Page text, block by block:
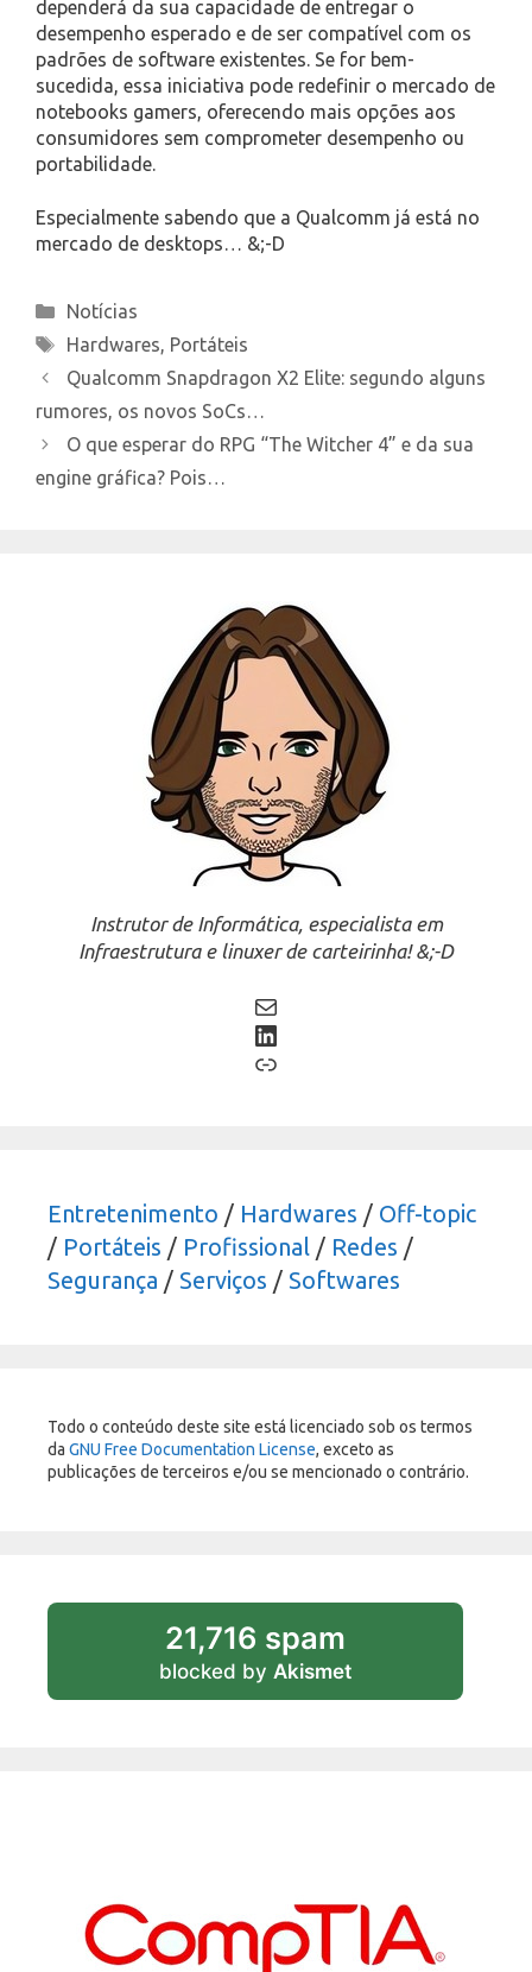
dependerá da sua capacidade de entregar o
desempenho esperado e de ser compatível com os
padrões de software existentes. Se for bem-
sucedida, essa iniciativa pode redefinir o mercado de
notebooks gamers, oferecendo mais opções aos
consumidores sem comprometer desempenho ou
portabilidade.
Especialmente sabendo que a Qualcomm já está no
mercado de desktops… &;-D
Categories
Notícias
Tags
Hardwares, Portáteis
Qualcomm Snapdragon X2 Elite: segundo alguns
rumores, os novos SoCs…
O que esperar do RPG “The Witcher 4” e da sua
engine gráfica? Pois…
Instrutor de Informática, especialista em
Infraestrutura e linuxer de carteirinha! &;-D
Mail
LinkedIn
Link
Entretenimento / Hardwares / Off-topic
/ Portáteis / Profissional / Redes /
Segurança / Serviços / Softwares
Todo o conteúdo deste site está licenciado sob os termos
da GNU Free Documentation License, exceto as
publicações de terceiros e/ou se mencionado o contrário.
21,716 spam
blocked by Akismet